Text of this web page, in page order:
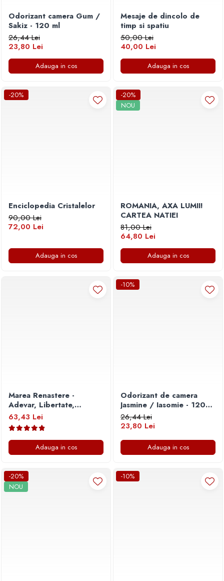
Odorizant camera Gum /
Sakiz - 120 ml
26,44 Lei
23,80 Lei
Adauga in cos
Mesaje de dincolo de
timp si spatiu
50,00 Lei
40,00 Lei
Adauga in cos
-20%
Enciclopedia Cristalelor
90,00 Lei
72,00 Lei
Adauga in cos
-20%
NOU
ROMANIA, AXA LUMII!
CARTEA NATIEI
81,00 Lei
64,80 Lei
Adauga in cos
Marea Renastere -
Adevar, Libertate,
Suveranitate
63,43 Lei
Adauga in cos
-10%
Odorizant de camera
Jasmine / Iasomie - 120
ml
26,44 Lei
23,80 Lei
Adauga in cos
-20%
NOU
-10%